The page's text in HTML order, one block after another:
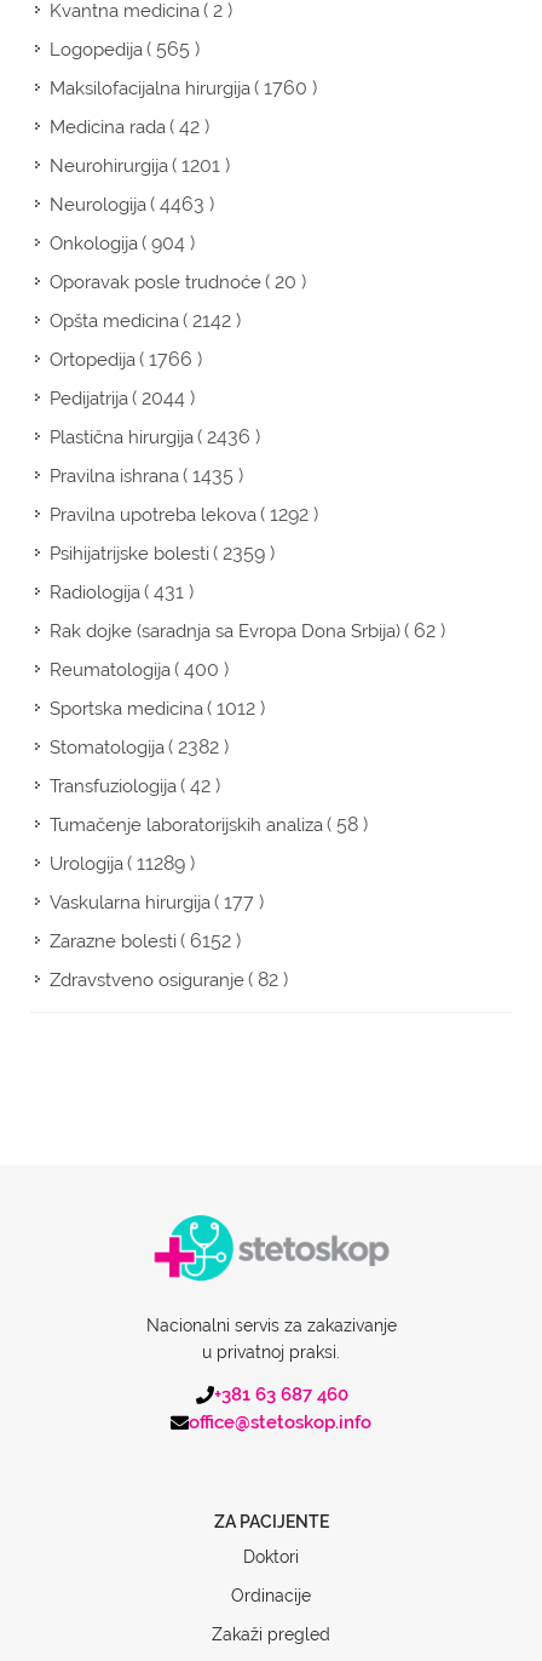
Kvantna medicina( 2 )
Logopedija( 565 )
Maksilofacijalna hirurgija( 1760 )
Medicina rada( 42 )
Neurohirurgija( 1201 )
Neurologija( 4463 )
Onkologija( 904 )
Oporavak posle trudnoće( 20 )
Opšta medicina( 2142 )
Ortopedija( 1766 )
Pedijatrija( 2044 )
Plastična hirurgija( 2436 )
Pravilna ishrana( 1435 )
Pravilna upotreba lekova( 1292 )
Psihijatrijske bolesti( 2359 )
Radiologija( 431 )
Rak dojke (saradnja sa Evropa Dona Srbija)( 62 )
Reumatologija( 400 )
Sportska medicina( 1012 )
Stomatologija( 2382 )
Transfuziologija( 42 )
Tumačenje laboratorijskih analiza( 58 )
Urologija( 11289 )
Vaskularna hirurgija( 177 )
Zarazne bolesti( 6152 )
Zdravstveno osiguranje( 82 )
Nacionalni servis za zakazivanje
u privatnoj praksi.
+381 63 687 460
office@stetoskop.info
ZA PACIJENTE
Doktori
Ordinacije
Zakaži pregled